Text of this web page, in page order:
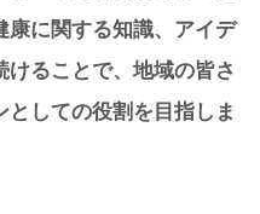
康に関する知識、アイデ
ることで、地域の皆さ
としての役割を目指しま